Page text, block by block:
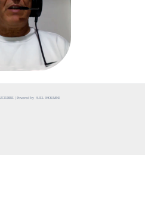
| Powered by S.EL MOUMNI